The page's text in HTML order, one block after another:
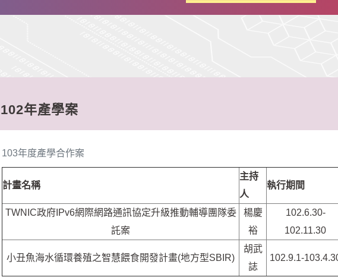
102年產學案
103年度產學合作案
計畫名稱
主持
人
執行期間
TWNIC政府IPv6網際網路通訊協定升級推動輔導團隊委
託案
楊慶
裕
102.6.30-
102.11.30
小丑魚海水循環養殖之智慧餵食開發計畫(地方型SBIR)
胡武
誌
102.9.1-